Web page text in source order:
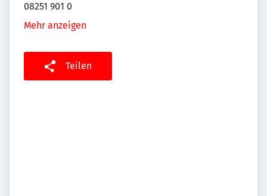
08251 901 0
Mehr anzeigen
Teilen